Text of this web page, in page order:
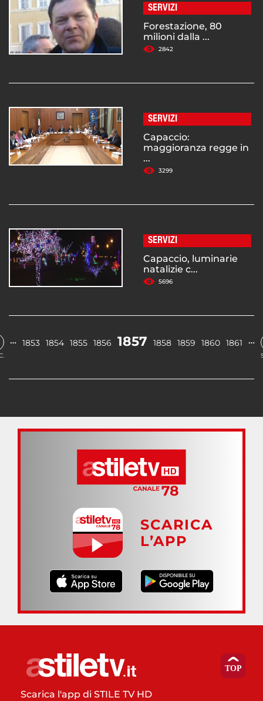
SERVIZI
Forestazione, 80
milioni dalla ...
2842
SERVIZI
Capaccio:
maggioranza regge in
...
3299
SERVIZI
Capaccio, luminarie
natalizie c...
5696
… 1853 1854 1855 1856 1857 1858 1859 1860 1861 …
SCARICA
L’APP
Scarica l'app di STILE TV HD